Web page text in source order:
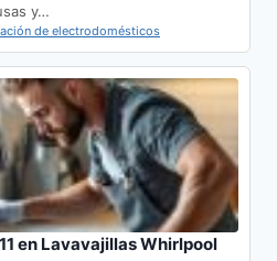
y…
de electrodomésticos
en Lavavajillas Whirlpool